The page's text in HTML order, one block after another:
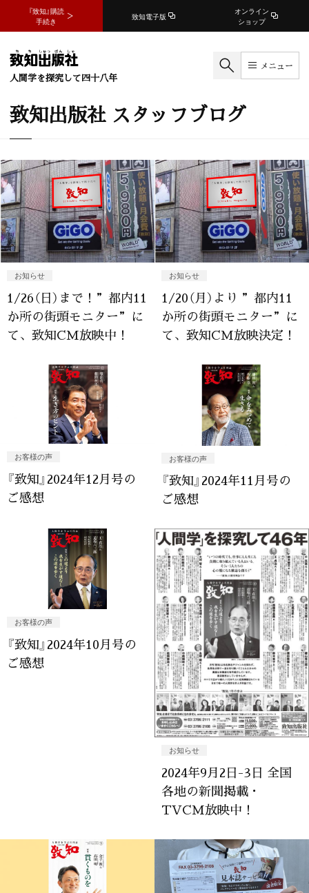
『致知』購読
手続き
致知電子版
オンライン
ショップ
人間学を探究して四十八年
メニュー
致知出版社 スタッフブログ
お知らせ
1/26（日）まで！”都内11
か所の街頭モニター”に
て、致知CM放映中！
お知らせ
1/20（月）より ”都内11
か所の街頭モニター”に
て、致知CM放映決定！
お客様の声
『致知』2024年12月号の
ご感想
お客様の声
『致知』2024年11月号の
ご感想
お客様の声
『致知』2024年10月号の
ご感想
お知らせ
2024年9月2日-3日 全国
各地の新聞掲載・
TVCM放映中！